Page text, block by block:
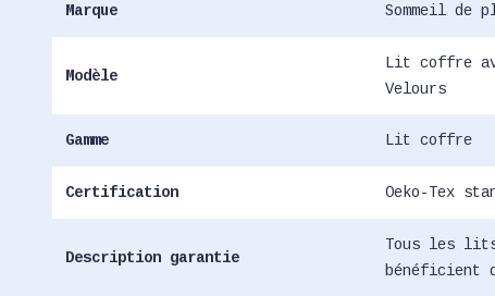
Marque Sommeil de
Modèle
Lit coffre
Velours
Gamme Lit coffre
Certification Oeko-Tex
Description garantie
Tous les
bénéficient